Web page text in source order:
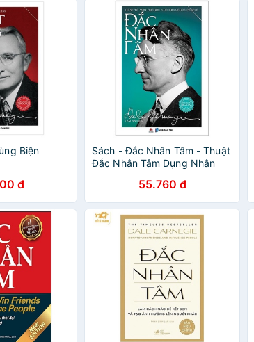
Biện
đ
Sách - Đắc Nhân Tâm - Thuật
Đắc Nhân Tâm Dụng Nhân
55.760 đ